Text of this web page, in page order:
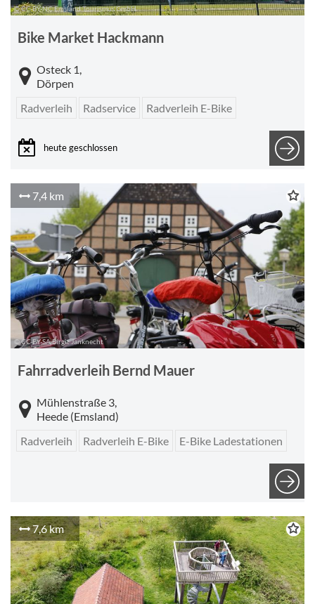
© CC-BY-NC Emsland Tourismus GmbH
Bike Market Hackmann
Osteck 1,
Dörpen
Radverleih
Radservice Radverleih E-Bike
heute geschlossen
7,4 km
© CC-BY-SA Birgit Janknecht
Fahrradverleih Bernd Mauer
Mühlenstraße 3,
Heede (Emsland)
Radverleih
Radverleih E-Bike E-Bike Ladestationen
7,6 km